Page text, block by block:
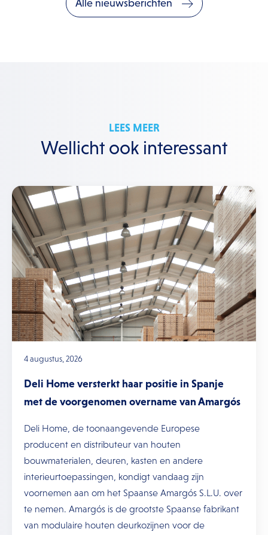
Alle nieuwsberichten
LEES MEER
Wellicht ook interessant
4 augustus, 2026
Deli Home versterkt haar positie in Spanje
met de voorgenomen overname van Amargós
Deli Home, de toonaangevende Europese
producent en distributeur van houten
bouwmaterialen, deuren, kasten en andere
interieurtoepassingen, kondigt vandaag zijn
voornemen aan om het Spaanse Amargós S.L.U. over
te nemen. Amargós is de grootste Spaanse fabrikant
van modulaire houten deurkozijnen voor de